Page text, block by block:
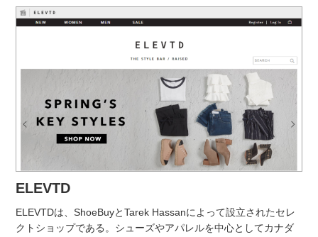
ELEVTD
ELEVTDは、ShoeBuyとTarek Hassanによって設立されたセレ
クトショップである。シューズやアパレルを中心としてカナダ